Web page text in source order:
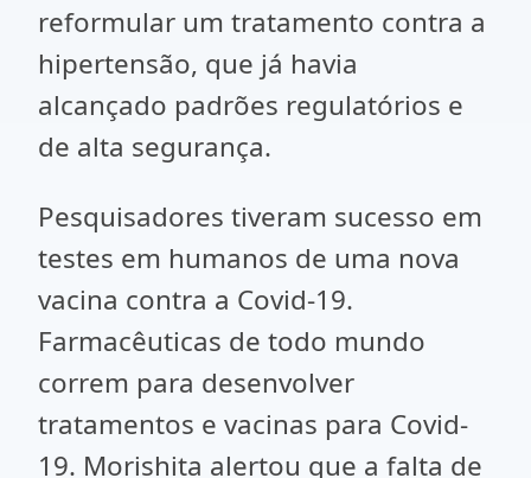
reformular um tratamento contra a
hipertensão, que já havia
alcançado padrões regulatórios e
de alta segurança.
Pesquisadores tiveram sucesso em
testes em humanos de uma nova
vacina contra a Covid-19.
Farmacêuticas de todo mundo
correm para desenvolver
tratamentos e vacinas para Covid-
19. Morishita alertou que a falta de